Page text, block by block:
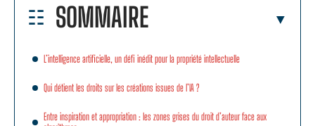
SOMMAIRE
L’intelligence artificielle, un défi inédit pour la propriété intellectuelle
Qui détient les droits sur les créations issues de l’IA ?
Entre inspiration et appropriation : les zones grises du droit d’auteur face aux